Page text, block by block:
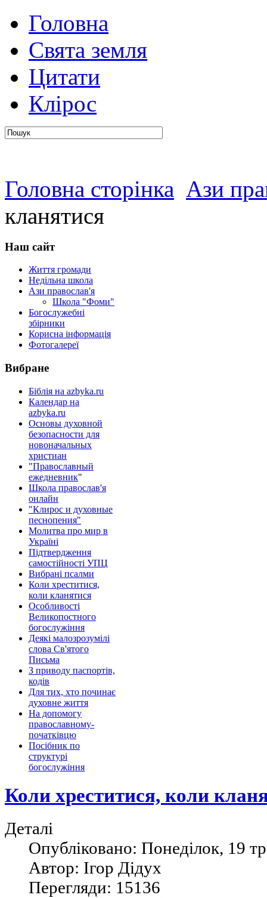
автоГоловна
Свята земля
Цитати
Клірос
Головна сторінка Ази
кланятися
Наш сайт
Життя громади
Недільна школа
Ази православ'я
Школа "Фоми"
Богослужебні
збірники
Корисна інформація
Фотогалереї
Вибране
Біблія на azbyka.ru
Календар на
azbyka.ru
Основы духовной
безопасности для
новоначальных
христиан
"Православный
ежедневник"
Школа православ'я
онлайн
"Клирос и духовные
песнопения"
Молитва про мир в
Україні
Підтвердження
самостійності УПЦ
Вибрані псалми
Коли хреститися,
коли кланятися
Особливості
Великопостного
богослужіння
Деякі малозрозумілі
слова Св'ятого
Письма
З приводу паспортів,
кодів
Для тих, хто починає
духовне життя
На допомогу
православному-
початківцю
Посібник по
структурі
богослужіння
Коли хреститися, коли
Деталі
Опубліковано: Понеділок, 19
Автор: Ігор Дідух
Перегляди: 15136